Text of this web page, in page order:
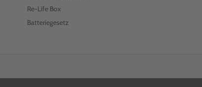
Re-Life Box
Batteriegesetz